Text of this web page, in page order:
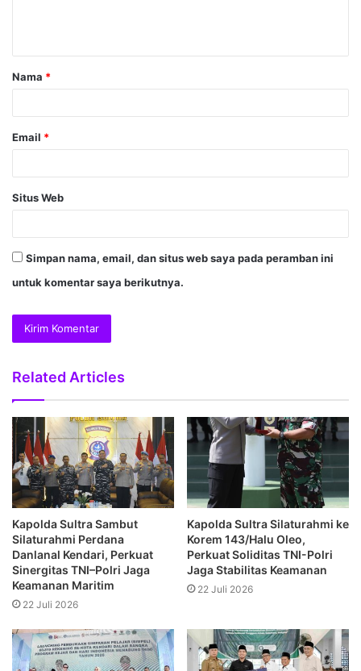
Nama *
Email *
Situs Web
Simpan nama, email, dan situs web saya pada peramban ini
untuk komentar saya berikutnya.
Related Articles
Kapolda Sultra Sambut
Silaturahmi Perdana
Danlanal Kendari, Perkuat
Sinergitas TNI–Polri Jaga
Keamanan Maritim
22 Juli 2026
Kapolda Sultra Silaturahmi ke
Korem 143/Halu Oleo,
Perkuat Soliditas TNI-Polri
Jaga Stabilitas Keamanan
22 Juli 2026